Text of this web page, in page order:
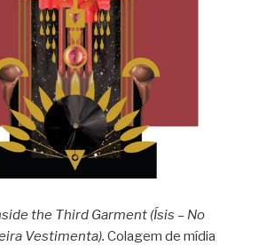
the Third Garment (Ísis – No
Vestimenta). Colagem de mídia